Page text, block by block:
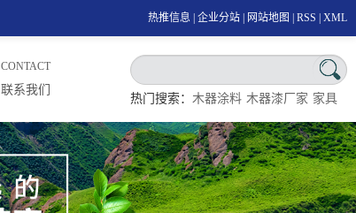
热推信息 企业分站 网站地图 RSS XML
CONTACT
联系我们
热门搜索：木器涂料 木器漆厂家 家具
漆厂家